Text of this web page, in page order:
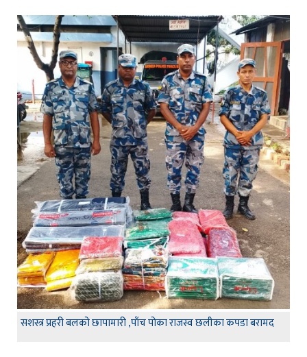
सशस्त्र प्रहरी बलको छापामारी ,पाँच पोका राजस्व छलीका कपडा बरामद